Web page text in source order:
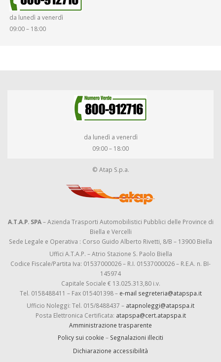
da lunedì a venerdì
09:00 – 18:00
da lunedì a venerdì
09:00 – 18:00
© Atap S.p.a.
A.T.A.P. SPA– Azienda Trasporti Automobilistici Pubblici delle Province di
Biella e Vercelli
Sede Legale e Operativa : Corso Guido Alberto Rivetti, 8/B – 13900 Biella
Uffici A.T.A.P. – Atrio Stazione S. Paolo Biella
Codice Fiscale/Partita Iva: 01537000026 – R.I. 01537000026 – R.E.A. n. BI-
145974
Capitale Sociale € 13.025.313,80 i.v.
Tel. 0158488411 – Fax 015401398 – e-mail segreteria@atapspa.it
Ufficio Noleggi: Tel. 015/8488437 – atapnoleggi@atapspa.it
Posta Elettronica Certificata: atapspa@cert.atapspa.it
Amministrazione trasparente
Policy sui cookie – Segnalazioni illeciti
Dichiarazione accessibilità